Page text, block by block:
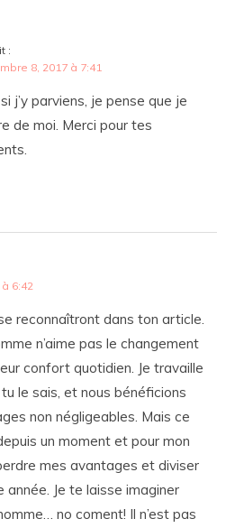
:
8, 2017 à 7:41
j’y parviens, je pense que je
de moi. Merci pour tes
6:42
reconnaîtront dans ton article.
n’aime pas le changement
confort quotidien. Je travaille
le sais, et nous bénéficions
non négligeables. Mais ce
un moment et pour mon
mes avantages et diviser
année. Je te laisse imaginer
no coment! Il n’est pas